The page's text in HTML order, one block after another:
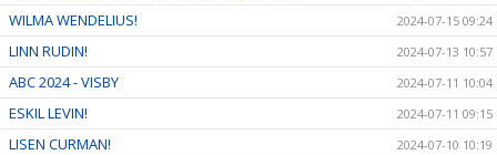
WILMA WENDELIUS! 2024-07-15 09:24
LINN RUDIN! 2024-07-13 10:57
ABC 2024 - VISBY 2024-07-11 10:04
ESKIL LEVIN! 2024-07-11 09:15
LISEN CURMAN! 2024-07-10 10:19